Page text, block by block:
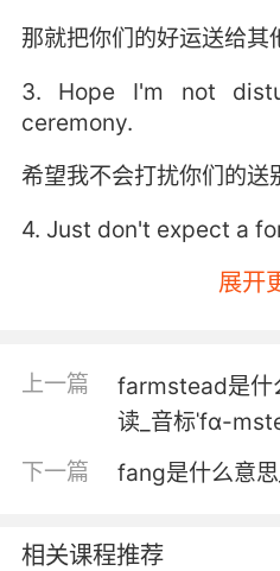
那就把你们的好运送给其
3. Hope I'm not
ceremony.
希望我不会打扰你们的送
4. Just don't expect a
所以就不要再奢求跟我好
farewell.
而現在是時候向你們大家
6. We should be
时至今日 告别应该不这么
展开
上一篇
farmstead是什
读_音标ˈfɑ-
下一篇 fang是什么意
相关课程推荐